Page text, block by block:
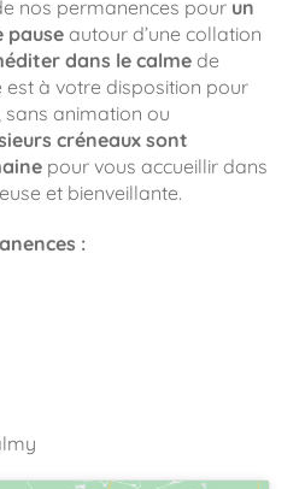
nos permanences pour un
pauseautour d’une collation
dans le calmede
est à votre disposition pour
animation ou
créneaux sont
pour vous accueillir dans
et bienveillante.
: